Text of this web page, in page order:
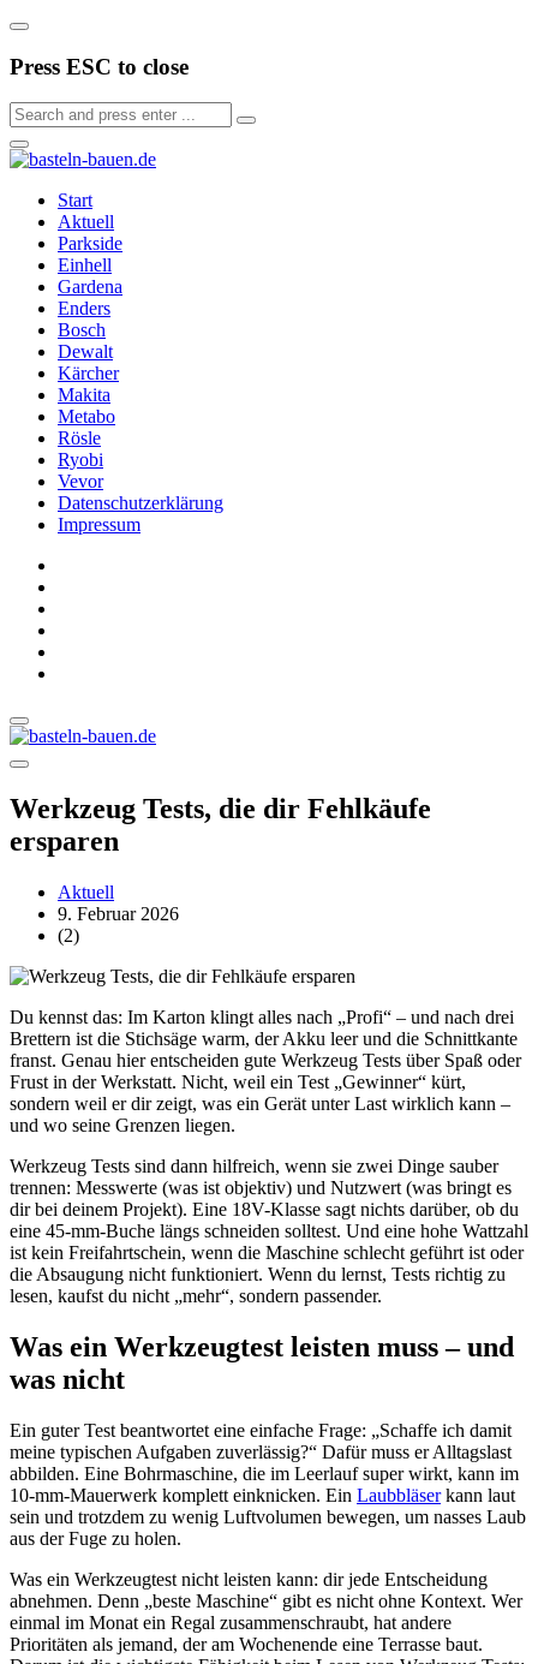
Press ESC to close
Start
Aktuell
Parkside
Einhell
Gardena
Enders
Bosch
Dewalt
Kärcher
Makita
Metabo
Rösle
Ryobi
Vevor
Datenschutzerklärung
Impressum
Werkzeug Tests, die dir Fehlkäufe
ersparen
Aktuell
9. Februar 2026
(2)
Du kennst das: Im Karton klingt alles nach „Profi“ – und nach drei
Brettern ist die Stichsäge warm, der Akku leer und die Schnittkante
franst. Genau hier entscheiden gute Werkzeug Tests über Spaß oder
Frust in der Werkstatt. Nicht, weil ein Test „Gewinner“ kürt,
sondern weil er dir zeigt, was ein Gerät unter Last wirklich kann –
und wo seine Grenzen liegen.
Werkzeug Tests sind dann hilfreich, wenn sie zwei Dinge sauber
trennen: Messwerte (was ist objektiv) und Nutzwert (was bringt es
dir bei deinem Projekt). Eine 18V-Klasse sagt nichts darüber, ob du
eine 45-mm-Buche längs schneiden solltest. Und eine hohe Wattzahl
ist kein Freifahrtschein, wenn die Maschine schlecht geführt ist oder
die Absaugung nicht funktioniert. Wenn du lernst, Tests richtig zu
lesen, kaufst du nicht „mehr“, sondern passender.
Was ein Werkzeugtest leisten muss – und
was nicht
Ein guter Test beantwortet eine einfache Frage: „Schaffe ich damit
meine typischen Aufgaben zuverlässig?“ Dafür muss er Alltagslast
abbilden. Eine Bohrmaschine, die im Leerlauf super wirkt, kann im
10-mm-Mauerwerk komplett einknicken. Ein Laubbläserkann laut
sein und trotzdem zu wenig Luftvolumen bewegen, um nasses Laub
aus der Fuge zu holen.
Was ein Werkzeugtest nicht leisten kann: dir jede Entscheidung
abnehmen. Denn „beste Maschine“ gibt es nicht ohne Kontext. Wer
einmal im Monat ein Regal zusammenschraubt, hat andere
Prioritäten als jemand, der am Wochenende eine Terrasse baut.